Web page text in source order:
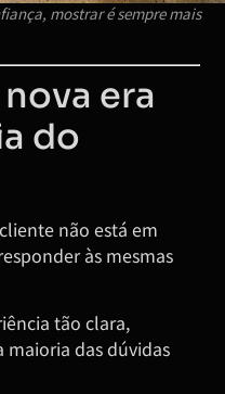
mostrar é sempre mais
era
do
não está em
às mesmas
tão clara,
das dúvidas